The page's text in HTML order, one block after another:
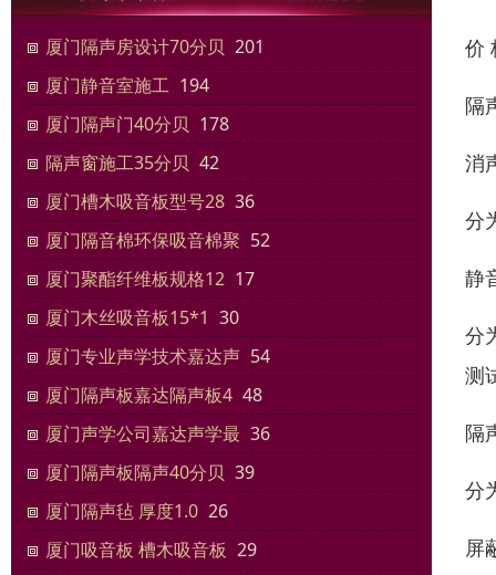
厦门隔声房设计70分贝 201
厦门静音室施工 194
厦门隔声门40分贝 178
隔声窗施工35分贝 42
厦门槽木吸音板型号28 36
厦门隔音棉环保吸音棉聚 52
厦门聚酯纤维板规格12 17
厦门木丝吸音板15*1 30
厦门专业声学技术嘉达声 54
厦门隔声板嘉达隔声板4 48
厦门声学公司嘉达声学最 36
厦门隔声板隔声40分贝 39
厦门隔声毡 厚度1.0 26
厦门吸音板 槽木吸音板 29
价
隔
消
分
静
分
测
隔
分
屏